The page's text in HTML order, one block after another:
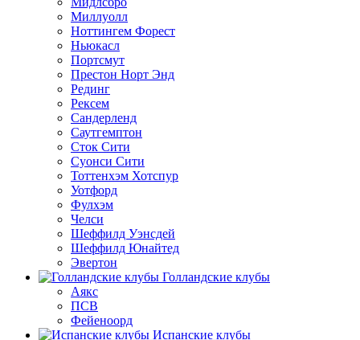
Миллуолл
Ноттингем Форест
Ньюкасл
Портсмут
Престон Норт Энд
Рединг
Рексем
Сандерленд
Саутгемптон
Сток Сити
Суонси Сити
Тоттенхэм Хотспур
Уотфорд
Фулхэм
Челси
Шеффилд Уэнсдей
Шеффилд Юнайтед
Эвертон
Голландские клубы
Аякс
ПСВ
Фейеноорд
Испанские клубы